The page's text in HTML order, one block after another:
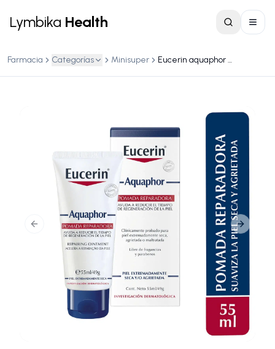
Lymbika Health
Farmacia Categorías Minisuper Eucerin aquaphor pomada reparadora 55ml/49g
Previous slide Next